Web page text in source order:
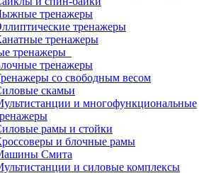
тренажеры
тренажеры
тренажеры
тренажеры
тренажеры
со свободным весом
скамьи
и многофункциональные
рамы и стойки
и блочные рамы
Смита
и силовые комплексы